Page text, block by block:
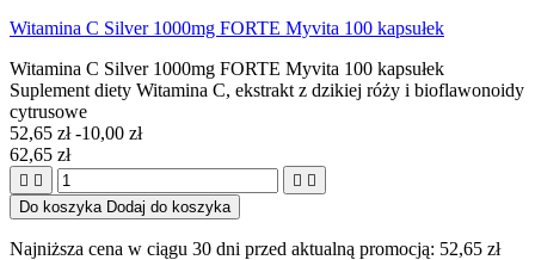
Witamina C Silver 1000mg FORTE Myvita 100 kapsułek
Witamina C Silver 1000mg FORTE Myvita 100 kapsułek
Suplement diety Witamina C, ekstrakt z dzikiej róży i bioflawonoidy
cytrusowe
52,65 zł-10,00 zł
62,65 zł
   
Do koszyka Dodaj do koszyka
Najniższa cena w ciągu 30 dni przed aktualną promocją: 52,65 zł